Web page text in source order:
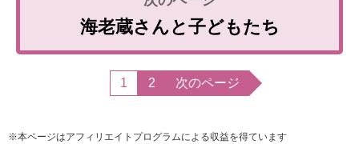
海老蔵さんと子どもたち
1 2 次のページ
※本ページはアフィリエイトプログラムによる収益を得ています